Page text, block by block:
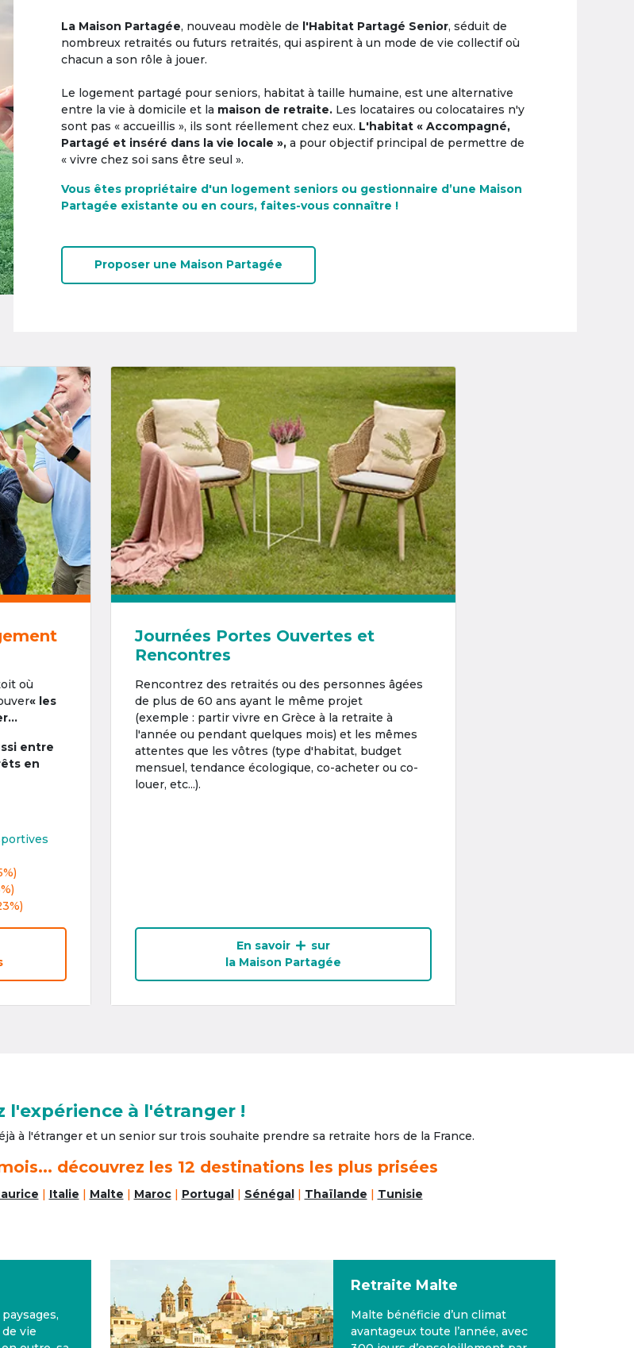
La Maison Partagée, nouveau modèle de l'Habitat Partagé Senior, séduit de
nombreux retraités ou futurs retraités, qui aspirent à un mode de vie collectif où
chacun a son rôle à jouer.
Le logement partagé pour seniors, habitat à taille humaine, est une alternative
entre la vie à domicile et la maison de retraite. Les locataires ou colocataires n'y
sont pas « accueillis », ils sont réellement chez eux. L'habitat « Accompagné,
Partagé et inséré dans la vie locale », a pour objectif principal de permettre de
« vivre chez soi sans être seul ».
Vous êtes propriétaire d'un logement seniors ou gestionnaire d’une Maison
Partagée existante ou en cours, faites-vous connaître !
Proposer une Maison Partagée
où
« les
entre
en
Journées Portes Ouvertes et
Rencontres
Rencontrez des retraités ou des personnes âgées
de plus de 60 ans ayant le même projet
(exemple : partir vivre en Grèce à la retraite à
l'année ou pendant quelques mois) et les mêmes
attentes que les vôtres (type d'habitat, budget
mensuel, tendance écologique, co-acheter ou co-
louer, etc...).
En savoir
sur
la Maison Partagée
l'expérience à l'étranger !
à l'étranger et un senior sur trois souhaite prendre sa retraite hors de la France.
découvrez les 12 destinations les plus prisées
| Italie | Malte | Maroc| Portugal| Sénégal| Thaïlande | Tunisie
climat
l’année, avec
RetraiteMaroc
Un pays à proximité de l’Europe
où il fait très bon vivre avec au